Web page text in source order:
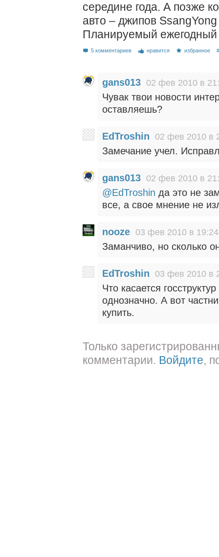
середине года. А позже
авто – джипов
Планируемый
5 комментариев нравится избранное
gans013 02 фев 2010 в
Чувак твои новости
оставляешь?
EdTroshin 02 фев 2010 в
Замечание учел.
gans013 02 фев 2010 в
@EdTroshin да это не
все, а свое мнение не
nooze 03 фев 2010 в 19:24
Заманчиво, но сколько
EdTroshin 03 фев 2010 в
Что касается
однозначно. А вот
купить.
Только
комментарии. Войдите,